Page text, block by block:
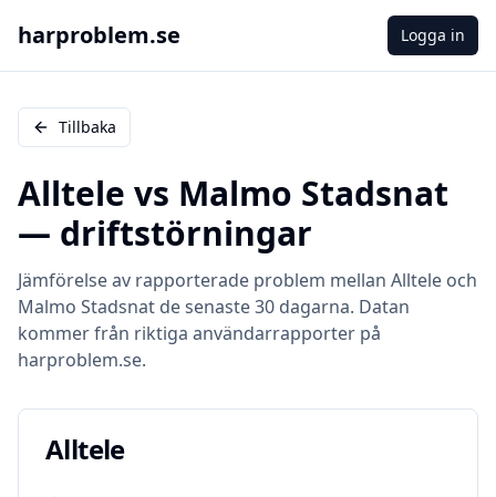
harproblem.se Logga in
Tillbaka
Alltele vs Malmo Stadsnat
— driftstörningar
Jämförelse av rapporterade problem mellan Alltele och
Malmo Stadsnat de senaste 30 dagarna. Datan
kommer från riktiga användarrapporter på
harproblem.se.
Alltele